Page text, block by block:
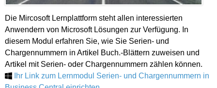
Die Mircosoft Lernplattform steht allen interessierten
Anwendern von Microsoft Lösungen zur Verfügung. In
diesem Modul erfahren Sie, wie Sie Serien- und
Chargennummern in Artikel Buch.-Blättern zuweisen und
Artikel mit Serien- oder Chargennummern zählen können.
Ihr Link zum Lernmodul Serien- und Chargennummern in